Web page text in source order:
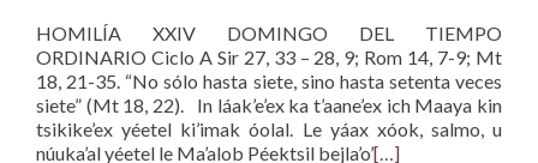
HOMILÍA XXIV DOMINGO DEL TIEMPO
ORDINARIO Ciclo A Sir 27, 33 – 28, 9; Rom 14, 7-9; Mt
18, 21-35. “No sólo hasta siete, sino hasta setenta veces
siete” (Mt 18, 22). In láak’e’ex ka t’aane’ex ich Maaya kin
tsikike’ex yéetel ki’imak óolal. Le yáax xóok, salmo, u
núuka’al yéetel le Ma’alob Péektsil bejla’o’[…]